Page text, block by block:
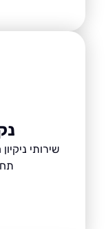
נקיון
שירותי ניקיון חדרי
תחזוקה